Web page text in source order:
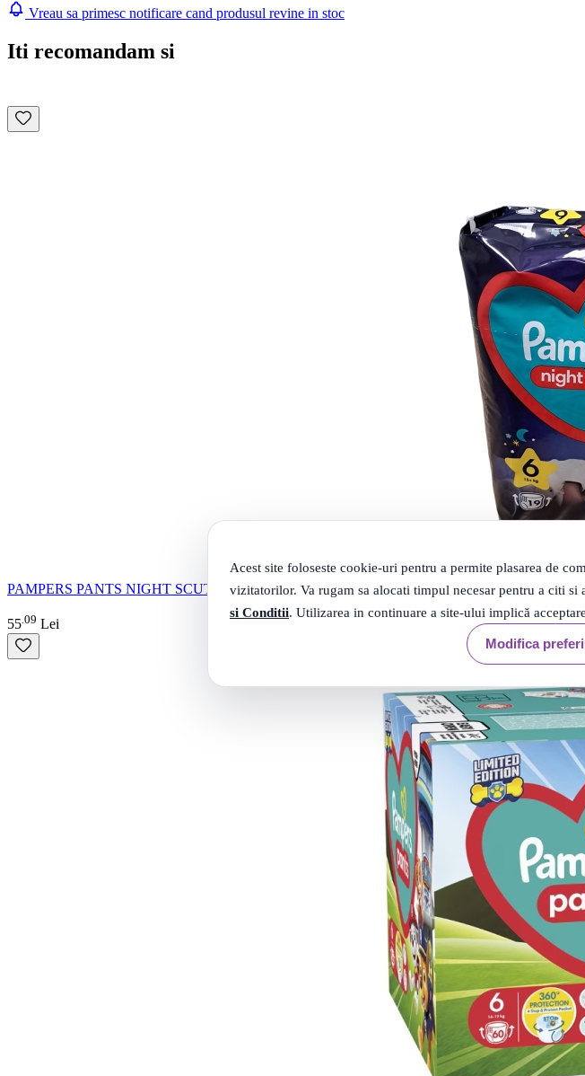
Acest site foloseste cookie-uri pentru a permite plasarea de
vizitatorilor. Va rugam sa alocati timpul necesar pentru a citi si
si Conditii. Utilizarea in continuare a site-ului implică
Modifica
Vreau sa primesc notificare cand produsul revine in stoc
Iti recomandam si
PAMPERS PANTS NIGHT SCUTECE CHILOTEL BEBE NR6 15+KG 19BUC
55 09 Lei